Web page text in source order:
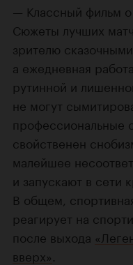
— Классный фильм о
Сюжеты лучших
зрителю
а ежедневная
рутинной и
не могут
профессиональные
свойственен
малейшее
и запускают в сети
В общем,
реагирует на
после выхода
вверх»